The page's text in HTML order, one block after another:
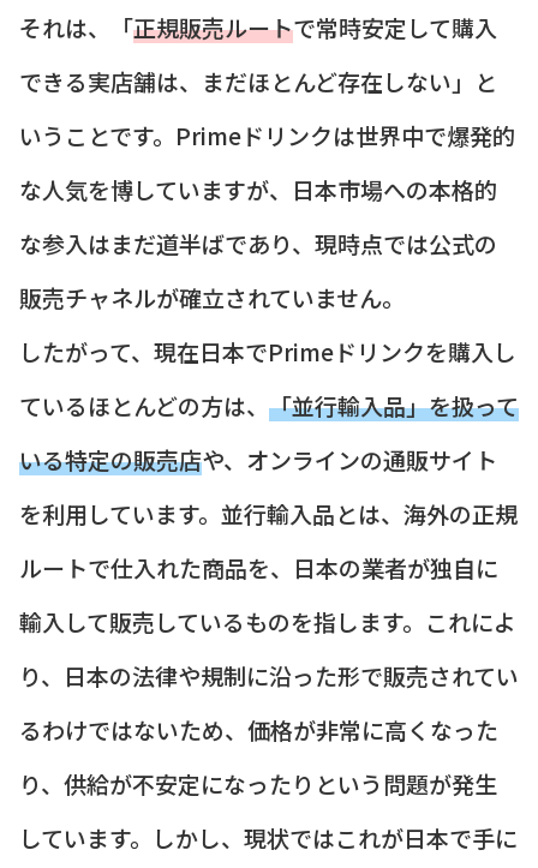
それは、「正規販売ルートで常時安定して購入
できる実店舗は、まだほとんど存在しない」と
いうことです。Primeドリンクは世界中で爆発的
な人気を博していますが、日本市場への本格的
な参入はまだ道半ばであり、現時点では公式の
販売チャネルが確立されていません。
したがって、現在日本でPrimeドリンクを購入し
ているほとんどの方は、 「並行輸入品」を扱って
いる特定の販売店や、オンラインの通販サイト
を利用しています。並行輸入品とは、海外の正規
ルートで仕入れた商品を、日本の業者が独自に
輸入して販売しているものを指します。これによ
り、日本の法律や規制に沿った形で販売されてい
るわけではないため、価格が非常に高くなった
り、供給が不安定になったりという問題が発生
しています。しかし、現状ではこれが日本で手に